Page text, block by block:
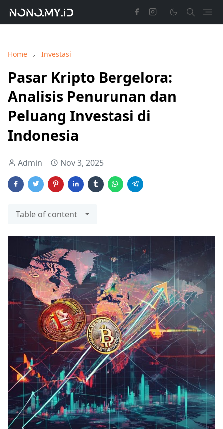
Home Investasi
Pasar Kripto Bergelora:
Analisis Penurunan dan
Peluang Investasi di
Indonesia
Admin Nov 3, 2025
Table of content